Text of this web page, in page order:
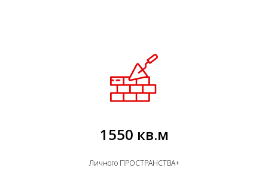
1550 кв.м
Личного ПРОСТРАНСТВА+